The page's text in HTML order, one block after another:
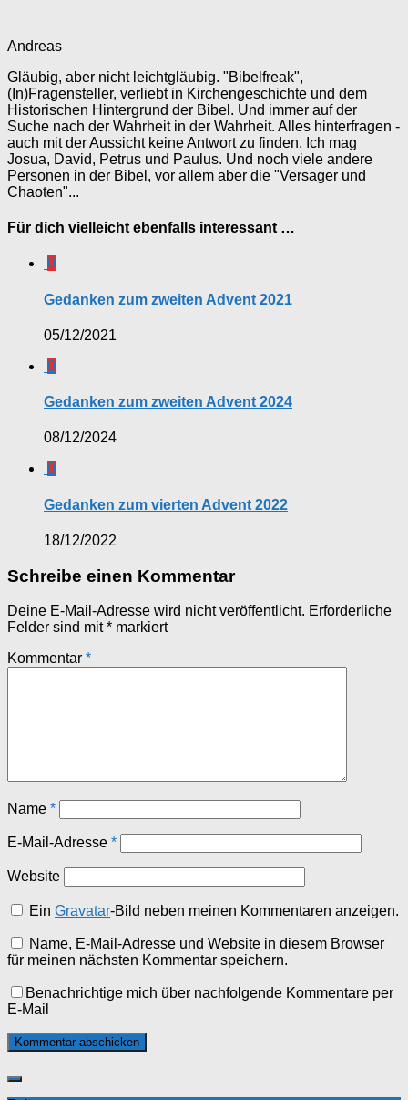
Andreas
Gläubig, aber nicht leichtgläubig. "Bibelfreak",
(In)Fragensteller, verliebt in Kirchengeschichte und dem
Historischen Hintergrund der Bibel. Und immer auf der
Suche nach der Wahrheit in der Wahrheit. Alles hinterfragen -
auch mit der Aussicht keine Antwort zu finden. Ich mag
Josua, David, Petrus und Paulus. Und noch viele andere
Personen in der Bibel, vor allem aber die "Versager und
Chaoten"...
Für dich vielleicht ebenfalls interessant …
0
Gedanken zum zweiten Advent 2021
05/12/2021
0
Gedanken zum zweiten Advent 2024
08/12/2024
0
Gedanken zum vierten Advent 2022
18/12/2022
Schreibe einen Kommentar
Deine E-Mail-Adresse wird nicht veröffentlicht. Erforderliche
Felder sind mit* markiert
Kommentar *
Name *
E-Mail-Adresse *
Website
EinGravatar-Bild neben meinen Kommentaren anzeigen.
Name, E-Mail-Adresse und Website in diesem Browser
für meinen nächsten Kommentar speichern.
Benachrichtige mich über nachfolgende Kommentare per
E-Mail